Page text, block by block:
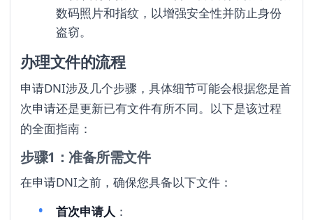
数码照片和指纹，以增强安全性并防止身份
盗窃。
办理文件的流程
申请DNI涉及几个步骤，具体细节可能会根据您是首
次申请还是更新已有文件有所不同。以下是该过程
的全面指南：
步骤1：准备所需文件
在申请DNI之前，确保您具备以下文件：
首次申请人 ：